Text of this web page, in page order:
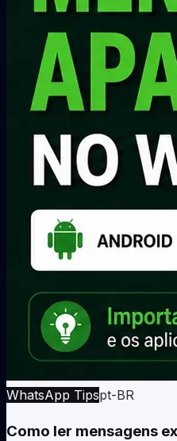
WhatsApp Tipspt-BR
Como ler mensagens